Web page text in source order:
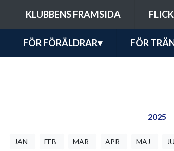
KLUBBENS FRAMSIDA
FÖR FÖRÄLDRAR▾ FÖR
2025
JAN FEB MAR APR MAJ